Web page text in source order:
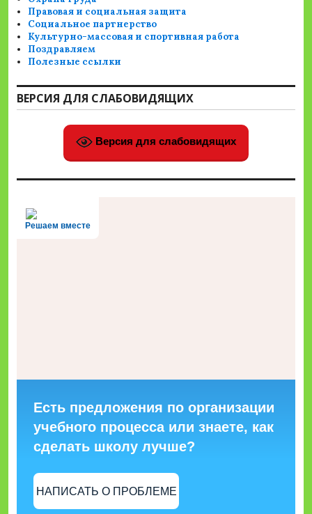
Правовая и социальная защита
Социальное партнерство
Культурно-массовая и спортивная работа
Поздравляем
Полезные ссылки
ВЕРСИЯ ДЛЯ СЛАБОВИДЯЩИХ
Версия для слабовидящих
Решаем вместе
Есть предложения по организации
учебного процесса или знаете, как
сделать школу лучше?
НАПИСАТЬ О ПРОБЛЕМЕ